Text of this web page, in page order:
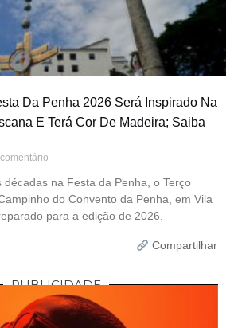
Da Penha 2026 Será Inspirado Na
E Terá Cor De Madeira; Saiba
na Festa da Penha, o Terço
do Convento da Penha, em Vila
para a edição de 2026.
Compartilhar
PUBLICIDADE